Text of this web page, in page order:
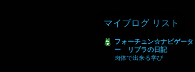
マイブログ リスト
フォーチュン☆ナビゲータ
ー リブラの日記
肉体で出来る学び